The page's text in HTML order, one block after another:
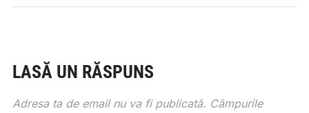
LASĂ UN RĂSPUNS
Adresa ta de email nu va fi publicată. Câmpurile